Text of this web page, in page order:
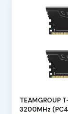
TEAMGROUP
3200MHz